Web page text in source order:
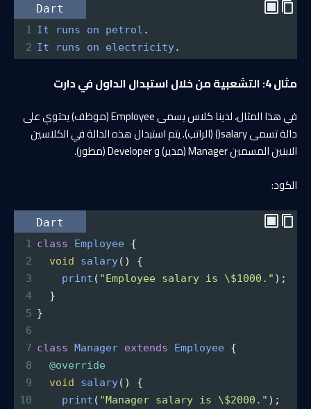
Dart
1 It runs on petrol .
2 It runs on electricity.
مثال 4: التشعبية من خلال استبدال الداول في دارت
في هذا المثال، لدينا كلاس يسمى Employee (موظف) يحتوي على
دالة تسمى salary() (الراتب). يتم استبدال هذه الدالة في الكلاسين
الابنين المسمين Manager (مدير) و Developer (مطور).
الكود:
Dart
1 class Employee {
2
void salary() {
3
print ( "Employee salary is \$1000." );
4
  }
5 }
6
7 class Manager extends Employee {
8
@override
9
void salary() {
10
print ( "Manager salary is \$2000." );